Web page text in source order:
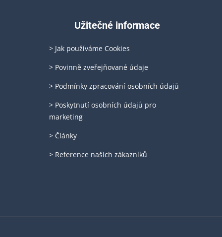
Užitečné informace
> Jak používáme Cookies
> Povinně zveřejňované údaje
> Podmínky zpracování osobních údajů
> Poskytnutí osobních údajů pro
marketing
> Články
> Reference našich zákazníků